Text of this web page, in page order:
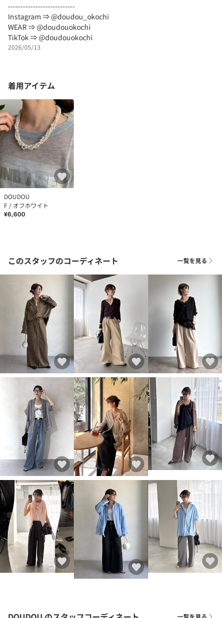
---------------------------
Instagram ⇒ @doudou_okochi
WEAR ⇒ @doudouokochi
TikTok ⇒ @doudouokochi
2026/05/13
着用アイテム
DOUDOU
F / オフホワイト
¥6,600
このスタッフのコーディネート 一覧を見る
一覧を見る